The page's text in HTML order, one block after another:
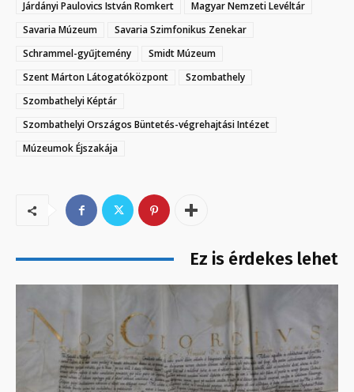
Járdányi Paulovics István Romkert
Magyar Nemzeti Levéltár
Savaria Múzeum
Savaria Szimfonikus Zenekar
Schrammel-gyűjtemény
Smidt Múzeum
Szent Márton Látogatóközpont
Szombathely
Szombathelyi Képtár
Szombathelyi Országos Büntetés-végrehajtási Intézet
Múzeumok Éjszakája
Ez is érdekes lehet